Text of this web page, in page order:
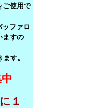
ご使用で
ファロ
ますの
す。
１